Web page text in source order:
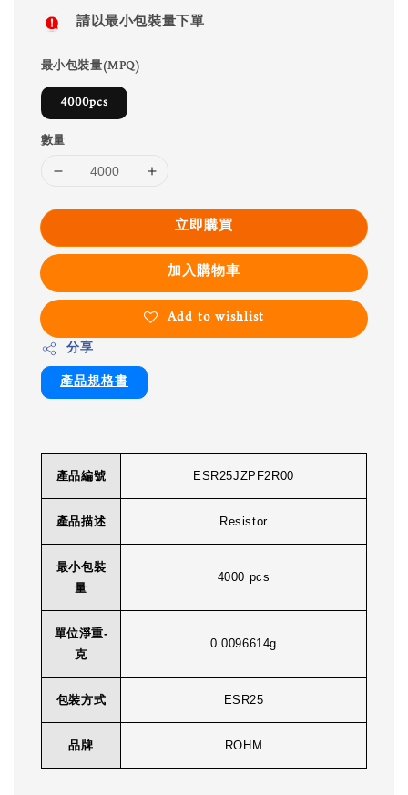
請以最小包裝量下單
最小包裝量(MPQ)
4000pcs
數量
立即購買
加入購物車
Add to wishlist
分享
產品規格書
產品編號 ESR25JZPF2R00
產品描述 Resistor
最小包裝
量
4000 pcs
單位淨重-
克
0.0096614g
包裝方式 ESR25
品牌 ROHM